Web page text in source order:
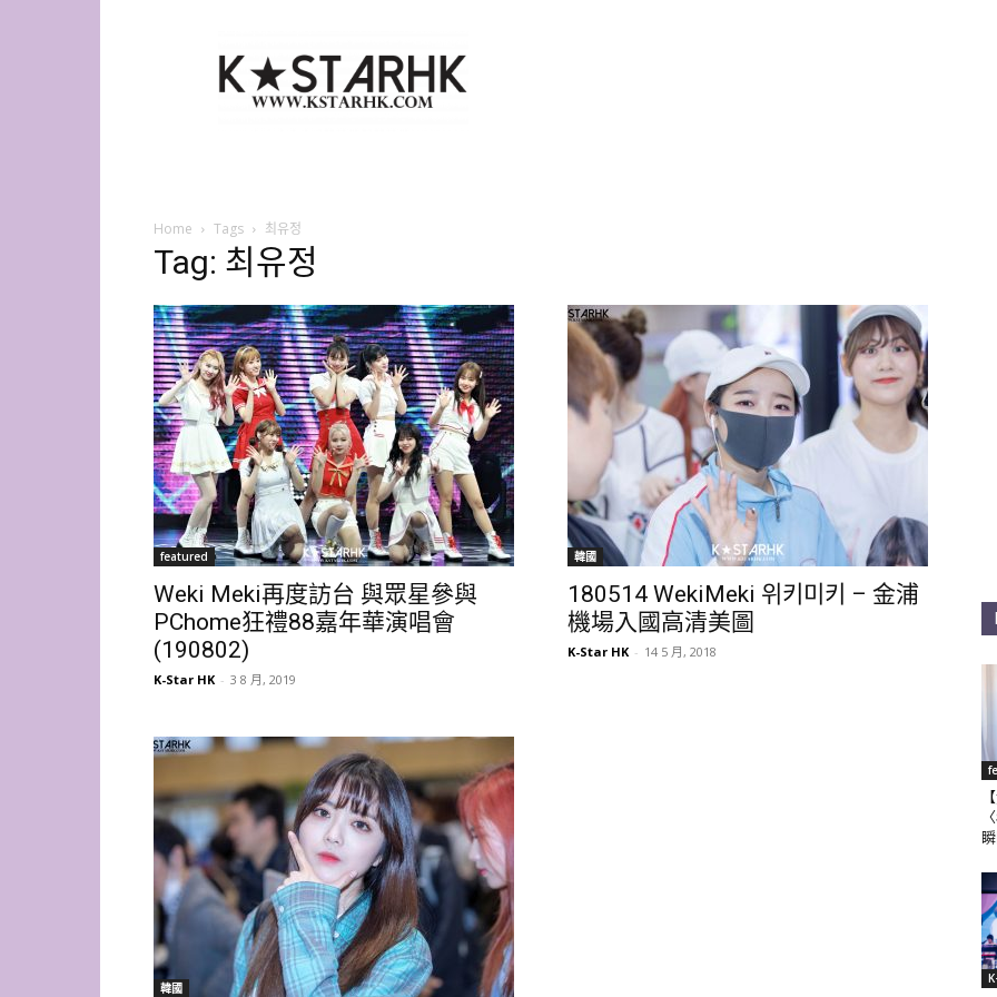
Star
HK
Home Tags 최유정
Tag: 최유정
featured
Weki Meki再度訪台 與眾星參與
PChome狂禮88嘉年華演唱會
(190802)
K-Star HK - 3 8 月, 2019
韓國
180514 WekiMeki 위키미키 – 金浦
機場入國高清美圖
K-Star HK - 14 5 月, 2018
韓國